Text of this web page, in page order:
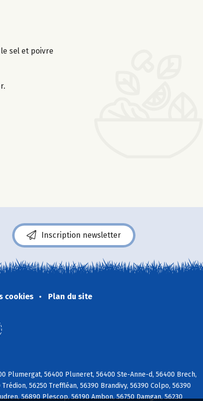
sel et poivre
Inscription newsletter
cookies Plan du site
Plumergat, 56400 Pluneret, 56400 Ste-Anne-d, 56400 Brech,
56250 Treffléan, 56390 Brandivy, 56390 Colpo, 56390
56890 Plescop, 56190 Ambon, 56750 Damgan, 56230